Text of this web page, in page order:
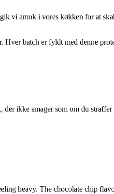
vi amok i vores køkken for at
batch er fyldt med denne
ikke smager som om du
heavy. The chocolate chip